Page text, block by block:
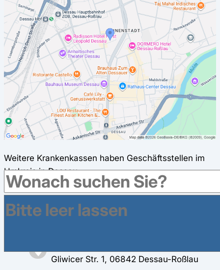
Weitere Krankenkassen haben Geschäftsstellen im
Umkreis in Dessau
Antoinettenstraße 33, 06844 Dessau-
Gliwicer Str. 1, 06842 Dessau-Roßlau